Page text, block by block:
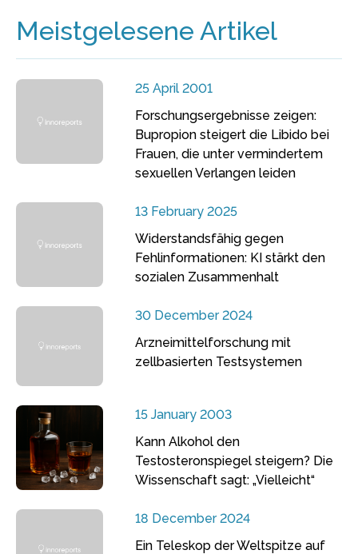
Meistgelesene Artikel
25 April 2001
Forschungsergebnisse zeigen:
Bupropion steigert die Libido bei
Frauen, die unter vermindertem
sexuellen Verlangen leiden
13 February 2025
Widerstandsfähig gegen
Fehlinformationen: KI stärkt den
sozialen Zusammenhalt
30 December 2024
Arzneimittelforschung mit
zellbasierten Testsystemen
15 January 2003
Kann Alkohol den
Testosteronspiegel steigern? Die
Wissenschaft sagt: „Vielleicht“
18 December 2024
Ein Teleskop der Weltspitze auf